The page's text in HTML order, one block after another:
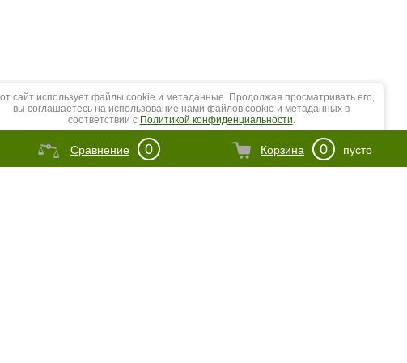
сайт использует файлы cookie и метаданные. Продолжая просматривать его,
вы соглашаетесь на использование нами файлов cookie и метаданных в
соответствии с Политикой конфиденциальности.
Продолжить Корзина 0 пусто
Сравнение 0